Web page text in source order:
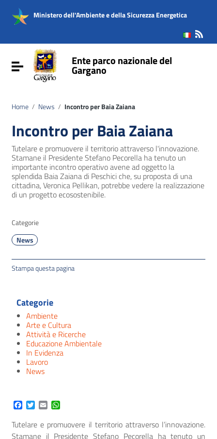
Vai al menu di navigazione
Vai al footer
Ministero dell'Ambiente e della Sicurezza Energetica
Attiva / disattiva la navigazioneEnte parco nazionale del
Gargano
Home / News / Incontro per Baia Zaiana
Incontro per Baia Zaiana
Tutelare e promuovere il territorio attraverso l'innovazione.
Stamane il Presidente Stefano Pecorella ha tenuto un
importante incontro operativo avene ad oggetto la
splendida Baia Zaiana di Peschici che, su proposta di una
cittadina, Veronica Pellikan, potrebbe vedere la realizzazione
di un progetto ecosostenibile.
Categorie
News
Stampa questa pagina
Categorie
Ambiente
Arte e Cultura
Attività e Ricerche
Educazione Ambientale
In Evidenza
Lavoro
News
Facebook
Twitter
Email
Tutelare e promuovere il territorio attraverso l’innovazione.
Stamane il Presidente Stefano Pecorella ha tenuto un